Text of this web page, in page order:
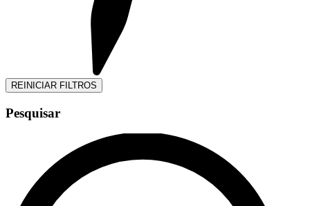
REINICIAR FILTROS
Pesquisar